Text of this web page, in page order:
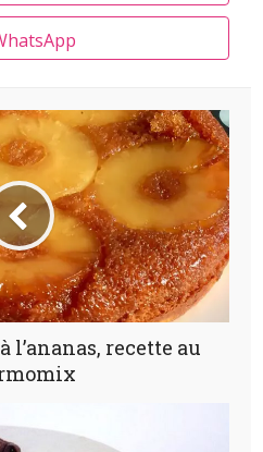
l’ananas, recette au